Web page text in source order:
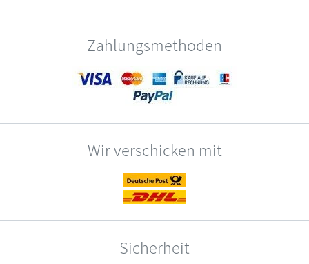
Zahlungsmethoden
Wir verschicken mit
Sicherheit